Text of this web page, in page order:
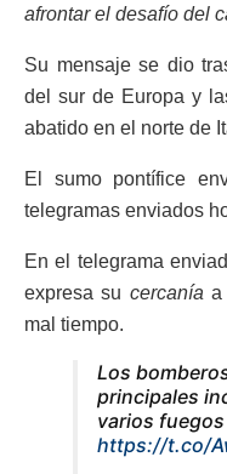
afrontar el desafío del
Su mensaje se dio
del sur de Europa y
abatido en el norte de
El sumo pontífice
telegramas enviados
En el telegrama
expresa su cercanía a
mal tiempo.
Los
principales
varios
https://t.co/